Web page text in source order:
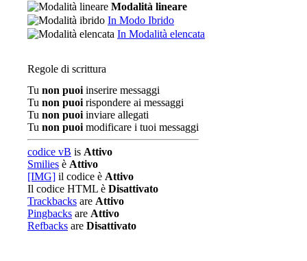
Modalità lineare
In Modo Ibrido
In Modalità elencata
Regole di scrittura
Tu non puoi inserire messaggi
Tu non puoi rispondere ai messaggi
Tu non puoi inviare allegati
Tu non puoi modificare i tuoi messaggi
codice vB is Attivo
Smilies è Attivo
[IMG] il codice è Attivo
Il codice HTML è Disattivato
Trackbacks are Attivo
Pingbacks are Attivo
Refbacks are Disattivato